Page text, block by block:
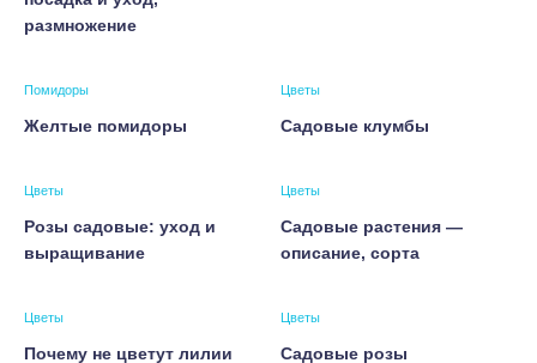
размножение
Помидоры
Желтые помидоры
Цветы
Садовые клумбы
Цветы
Розы садовые: уход и
выращивание
Цветы
Садовые растения —
описание, сорта
Цветы
Почему не цветут лилии
Цветы
Садовые розы